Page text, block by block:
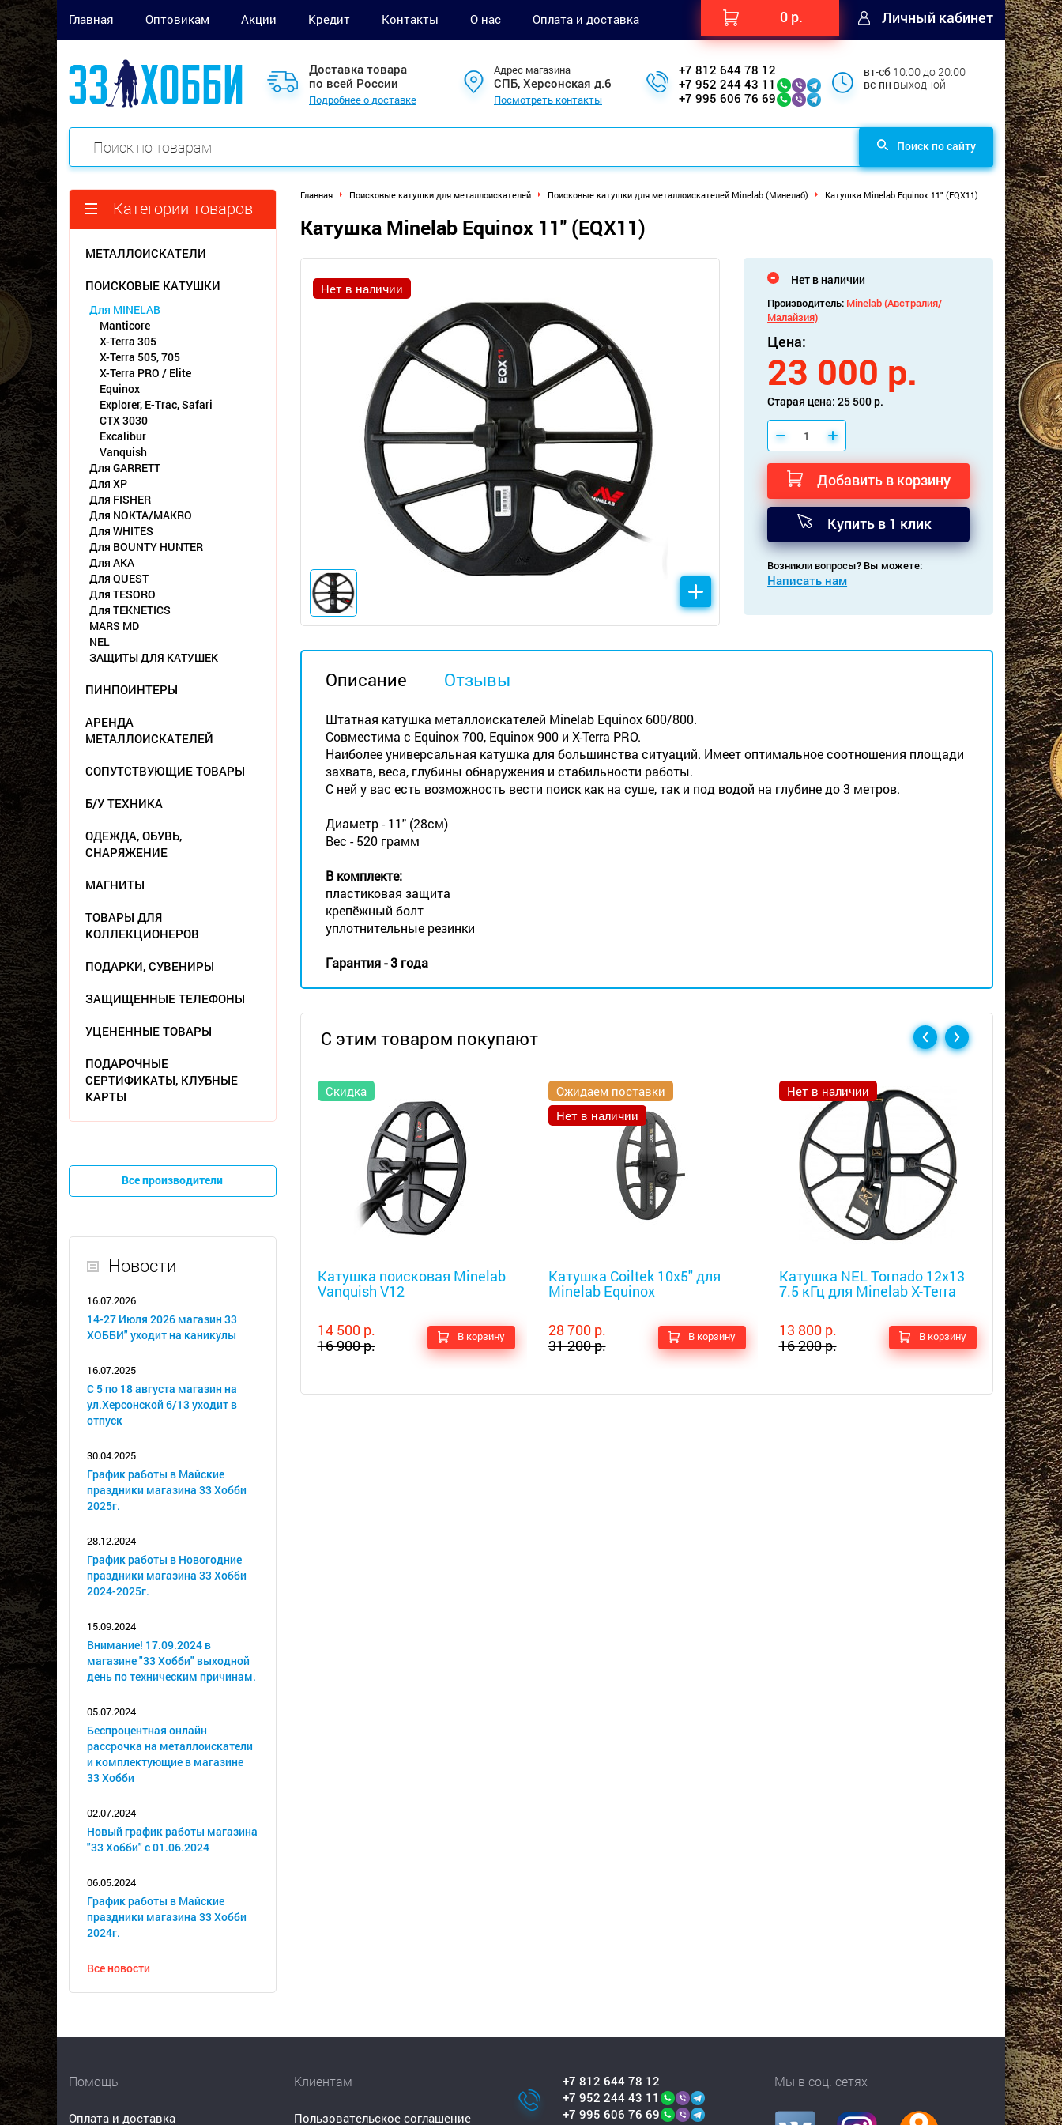
Главная Оптовикам Акции Кредит Контакты О нас Оплата и доставка 0 р. Личный кабинет
Доставка товара
по всей России
Подробнее о доставке
Адрес магазина
СПБ, Херсонская д.6
Посмотреть контакты
+7 812 644 78 12
+7 952 244 43 11
+7 995 606 76 69
вт-сб 10:00 до 20:00
вс-пн выходной
Поиск по сайту
Категории товаров
МЕТАЛЛОИСКАТЕЛИ
ПОИСКОВЫЕ КАТУШКИ
Для MINELAB
Manticore
X-Terra 305
X-Terra 505, 705
X-Terra PRO / Elite
Equinox
Explorer, E-Trac, Safari
CTX 3030
Excalibur
Vanquish
Для GARRETT
Для XP
Для FISHER
Для NOKTA/MAKRO
Для WHITES
Для BOUNTY HUNTER
Для АКА
Для QUEST
Для TESORO
Для TEKNETICS
MARS MD
NEL
ЗАЩИТЫ ДЛЯ КАТУШЕК
ПИНПОИНТЕРЫ
АРЕНДА
МЕТАЛЛОИСКАТЕЛЕЙ
СОПУТСТВУЮЩИЕ ТОВАРЫ
Б/У ТЕХНИКА
ОДЕЖДА, ОБУВЬ,
СНАРЯЖЕНИЕ
МАГНИТЫ
ТОВАРЫ ДЛЯ
КОЛЛЕКЦИОНЕРОВ
ПОДАРКИ, СУВЕНИРЫ
ЗАЩИЩЕННЫЕ ТЕЛЕФОНЫ
УЦЕНЕННЫЕ ТОВАРЫ
ПОДАРОЧНЫЕ
СЕРТИФИКАТЫ, КЛУБНЫЕ
КАРТЫ
Все производители
Новости
16.07.2026
14-27 Июля 2026 магазин 33
ХОББИ" уходит на каникулы
16.07.2025
С 5 по 18 августа магазин на
ул.Херсонской 6/13 уходит в
отпуск
30.04.2025
График работы в Майские
праздники магазина 33 Хобби
2025г.
28.12.2024
График работы в Новогодние
праздники магазина 33 Хобби
2024-2025г.
15.09.2024
Внимание! 17.09.2024 в
магазине "33 Хобби" выходной
день по техническим причинам.
05.07.2024
Беспроцентная онлайн
рассрочка на металлоискатели
и комплектующие в магазине
33 Хобби
02.07.2024
Новый график работы магазина
"33 Хобби" с 01.06.2024
06.05.2024
График работы в Майские
праздники магазина 33 Хобби
2024г.
Все новости
Главная Поисковые катушки для металлоискателей Поисковые катушки для металлоискателей Minelab (Минелаб) Катушка Minelab Equinox 11" (EQX11)
Катушка Minelab Equinox 11" (EQX11)
Нет в наличии
Нет в наличии
Производитель: Minelab (Австралия/
Малайзия)
Цена:
23 000 р.
Старая цена:25 500 р.
Добавить в корзину
Купить в 1 клик
Возникли вопросы? Вы можете:
Написать нам
Описание Отзывы
Штатная катушка металлоискателей Minelab Equinox 600/800.
Совместима с Equinox 700, Equinox 900 и X-Terra PRO.
Наиболее универсальная катушка для большинства ситуаций. Имеет оптимальное соотношения площади
захвата, веса, глубины обнаружения и стабильности работы.
С ней у вас есть возможность вести поиск как на суше, так и под водой на глубине до 3 метров.
Диаметр - 11" (28см)
Вес - 520 грамм
В комплекте:
пластиковая защита
крепёжный болт
уплотнительные резинки
Гарантия - 3 года
С этим товаром покупают
Скидка
Катушка поисковая Minelab
Vanquish V12
14 500 р.
16 900 р.
В корзину
Ожидаем поставки
Нет в наличии
Катушка Coiltek 10x5" для
Minelab Equinox
28 700 р.
31 200 р.
В корзину
Нет в наличии
Катушка NEL Tornado 12x13
7.5 кГц для Minelab X-Terra
13 800 р.
16 200 р.
В корзину
Скидка
11"
29 000
31 400
Помощь
Оплата и доставка
Клиентам
Пользовательское соглашение
+7 812 644 78 12
+7 952 244 43 11
+7 995 606 76 69
Мы в соц. сетях